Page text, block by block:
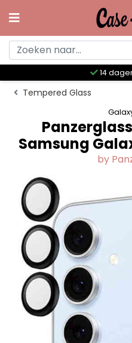
Meer dan
Tempered Glass
Samsung
by